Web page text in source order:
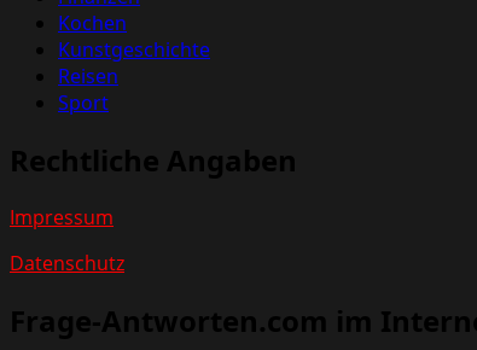
Kochen
Kunstgeschichte
Reisen
Sport
Rechtliche Angaben
Impressum
Datenschutz
Frage-Antworten.com im